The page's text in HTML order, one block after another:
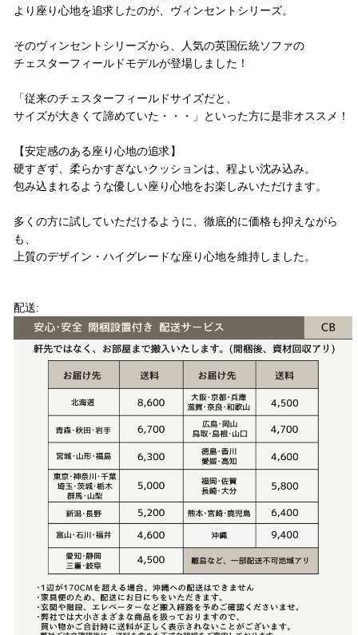
より座り心地を追求したのが、ヴィンセントシリーズ。
そのヴィンセントシリーズから、人気の英国伝統ソファの
チェスターフィールドモデルが登場しました！
「従来のチェスターフィールドサイズだと、
サイズが大きくて諦めていた・・・」といった方に是非オススメ！
【安定感のある座り心地の追求】
硬すぎず、柔らかすぎないクッションは、程よい沈み込み。
包み込まれるような優しい座り心地をお楽しみいただけます。
多くの方に試していただけるように、徹底的に価格も抑えながら
も、
上質のデザイン・ハイグレードな座り心地を維持しました。
配送: